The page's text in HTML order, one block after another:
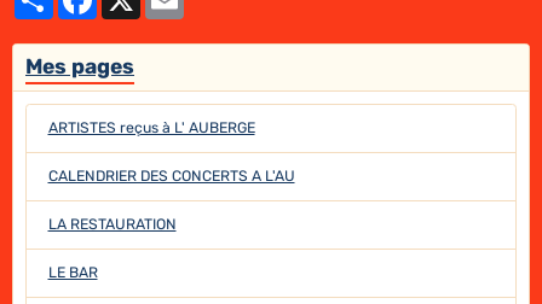
Mes pages
ARTISTES reçus à L' AUBERGE
CALENDRIER DES CONCERTS A L'AU
LA RESTAURATION
LE BAR